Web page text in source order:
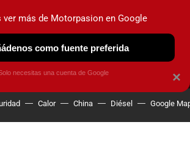
NUEVO
ELÉCTRICOS OBSERVATORIO
Calor China Diésel Google
×
ver más de Motorpasion en Google
como fuente preferida
necesitas una cuenta de Google